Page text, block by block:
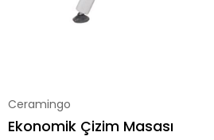
Ceramingo
Ekonomik Çizim Masası